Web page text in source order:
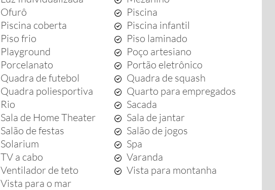
Ofurô
Piscina
Piscina coberta
Piscina infantil
Piso frio
Piso laminado
Playground
Poço artesiano
Porcelanato
Portão eletrônico
Quadra de futebol
Quadra de squash
Quadra poliesportiva
Quarto para empregados
Rio
Sacada
Sala de Home Theater
Sala de jantar
Salão de festas
Salão de jogos
Solarium
Spa
TV a cabo
Varanda
Ventilador de teto
Vista para montanha
Vista para o mar